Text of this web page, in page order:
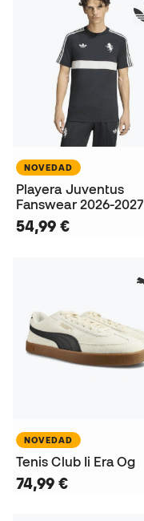
NOVEDAD
Playera Juventus
Fanswear 2026-2027
54,99 €
NOVEDAD
Tenis Club Ii Era Og
74,99 €